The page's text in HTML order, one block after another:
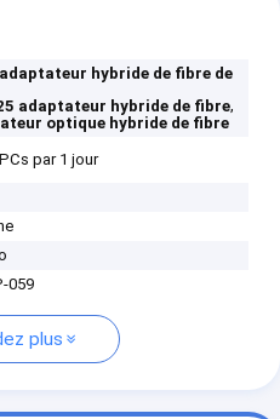
hybride de fibre de
adaptateur hybride de fibre,
optique hybride de fibre
par 1 jour
059
plus